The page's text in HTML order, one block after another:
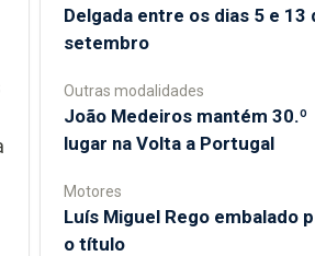
Delgada entre os dias 5 e 13
setembro
Outras modalidades
João Medeiros mantém 30.º
lugar na Volta a Portugal
Motores
Luís Miguel Rego embalado
o título